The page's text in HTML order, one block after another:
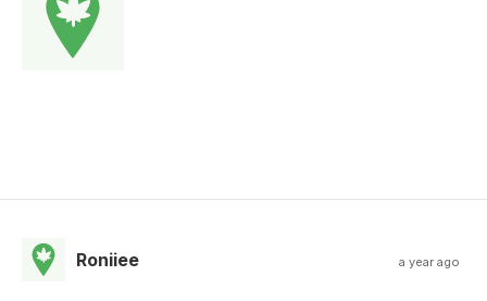
Roniiee a year ago